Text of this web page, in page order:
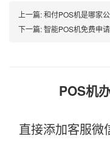
上一篇:和付POS机是哪家
下一篇:智能POS机免费申
POS机
直接添加客服微